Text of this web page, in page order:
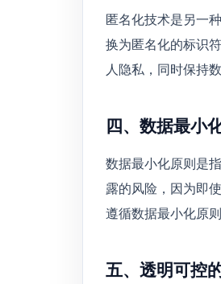
匿名化技术是另一
换为匿名化的标识
人隐私，同时保持
四、数据最小
数据最小化原则是
露的风险，因为即
遵循数据最小化原
五、透明可控